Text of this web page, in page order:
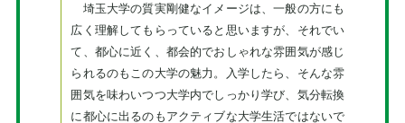
埼玉大学の質実剛健なイメージは、一般の方にも
広く理解してもらっていると思いますが、それでい
て、都心に近く、都会的でおしゃれな雰囲気が感じ
られるのもこの大学の魅力。入学したら、そんな雰
囲気を味わいつつ大学内でしっかり学び、気分転換
に都心に出るのもアクティブな大学生活ではないで